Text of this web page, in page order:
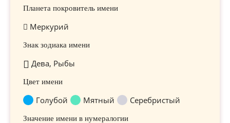
Планета покровитель имени
Меркурий
Знак зодиака имени
Дева, Рыбы
Цвет имени
Голубой Мятный Серебристый
Значение имени в нумералогии